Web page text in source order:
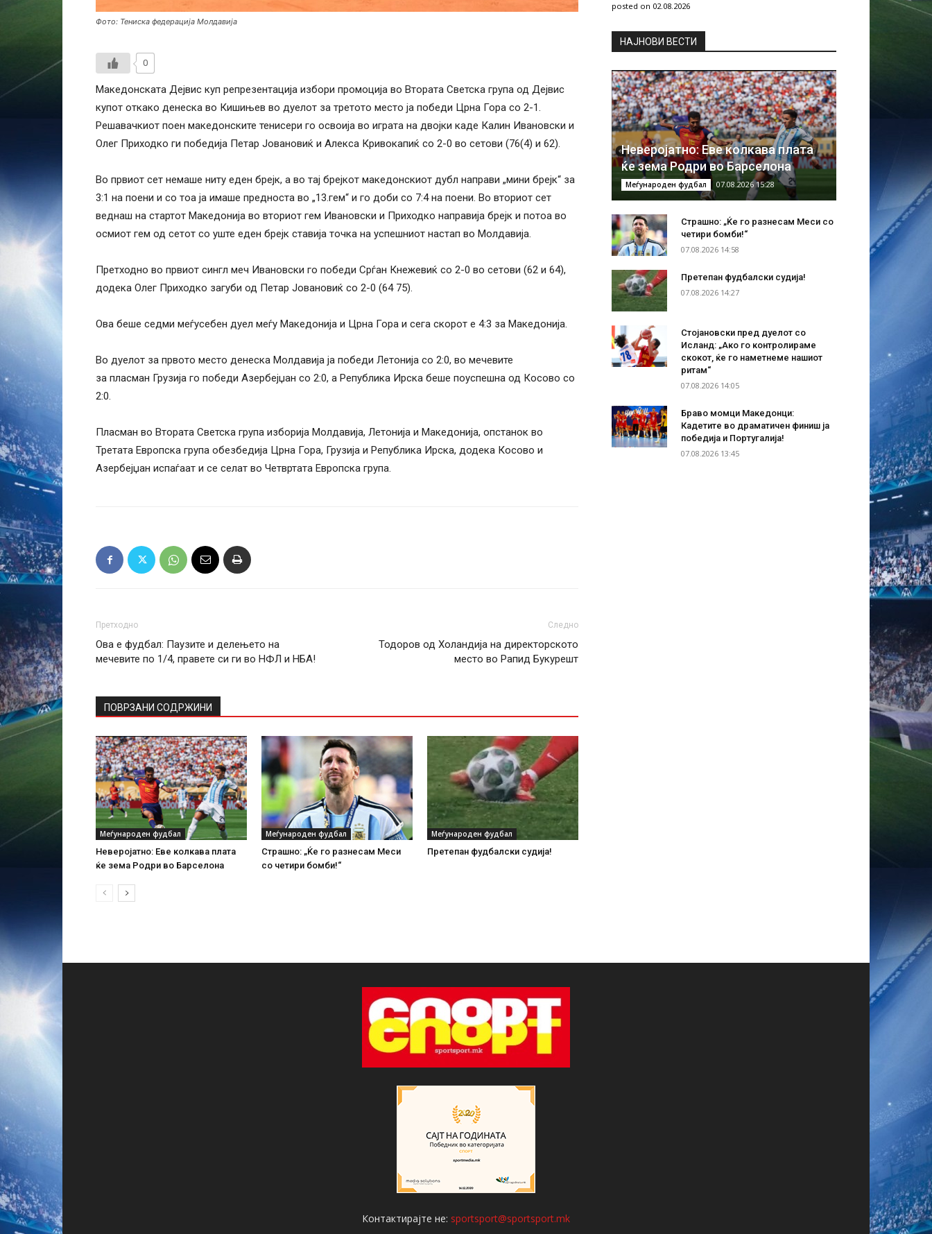
Фото: Тениска федерација Молдавија
0
Македонската Дејвис куп репрезентација избори промоција во Втората Светска група од Дејвис
купот откако денеска во Кишињев во дуелот за третото место ја победи Црна Гора со 2-1.
Решавачкиот поен македонските тенисери го освоија во играта на двојки каде Калин Ивановски и
Олег Приходко ги победија Петар Јовановиќ и Алекса Кривокапиќ со 2-0 во сетови (76(4) и 62).
Во првиот сет немаше ниту еден брејк, а во тај брејкот македонскиот дубл направи „мини брејк“ за
3:1 на поени и со тоа ја имаше предноста во „13.гем“ и го доби со 7:4 на поени. Во вториот сет
веднаш на стартот Македонија во вториот гем Ивановски и Приходко направија брејк и потоа во
осмиот гем од сетот со уште еден брејк ставија точка на успешниот настап во Молдавија.
Претходно во првиот сингл меч Ивановски го победи Срѓан Кнежевиќ со 2-0 во сетови (62 и 64),
додека Олег Приходко загуби од Петар Јовановиќ со 2-0 (64 75).
Ова беше седми меѓусебен дуел меѓу Македонија и Црна Гора и сега скорот е 4:3 за Македонија.
Во дуелот за првото место денеска Молдавија ја победи Летонија со 2:0, во мечевите
за пласман Грузија го победи Азербејџан со 2:0, а Република Ирска беше поуспешна од Косово со
2:0.
Пласман во Втората Светска група изборија Молдавија, Летонија и Македонија, опстанок во
Третата Европска група обезбедија Црна Гора, Грузија и Република Ирска, додека Косово и
Азербејџан испаѓаат и се селат во Четвртата Европска група.
Претходно
Ова е фудбал: Паузите и делењето на
мечевите по 1/4, правете си ги во НФЛ и НБА!
Следно
Тодоров од Холандија на директорското
место во Рапид Букурешт
ПОВРЗАНИ СОДРЖИНИ
Меѓународен фудбал
Неверојатно: Еве колкава плата
ќе зема Родри во Барселона
Меѓународен фудбал
Страшно: „Ќе го разнесам Меси
со четири бомби!“
Меѓународен фудбал
Претепан фудбалски судија!
posted on 02.08.2026
НAЈНОВИ ВЕСТИ
Неверојатно: Еве колкава плата
ќе зема Родри во Барселона
Меѓународен фудбал 07.08.2026 15:28
Страшно: „Ќе го разнесам Меси со
четири бомби!“
07.08.2026 14:58
Претепан фудбалски судија!
07.08.2026 14:27
Стојановски пред дуелот со
Исланд: „Ако го контролираме
скокот, ќе го наметнеме нашиот
ритам“
07.08.2026 14:05
Браво момци Македонци:
Кадетите во драматичен финиш ја
победија и Португалија!
07.08.2026 13:45
Контактирајте не: sportsport@sportsport.mk